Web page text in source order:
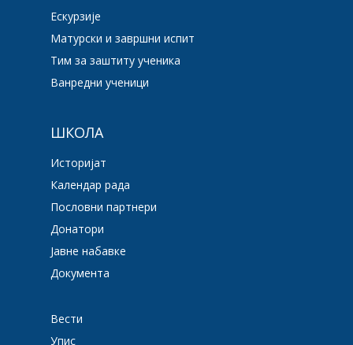
Ескурзије
Матурски и завршни испит
Тим за заштиту ученика
Ванредни ученици
ШКОЛА
Историјат
Календар рада
Пословни партнери
Донатори
Јавне набавке
Документа
Вести
Упис